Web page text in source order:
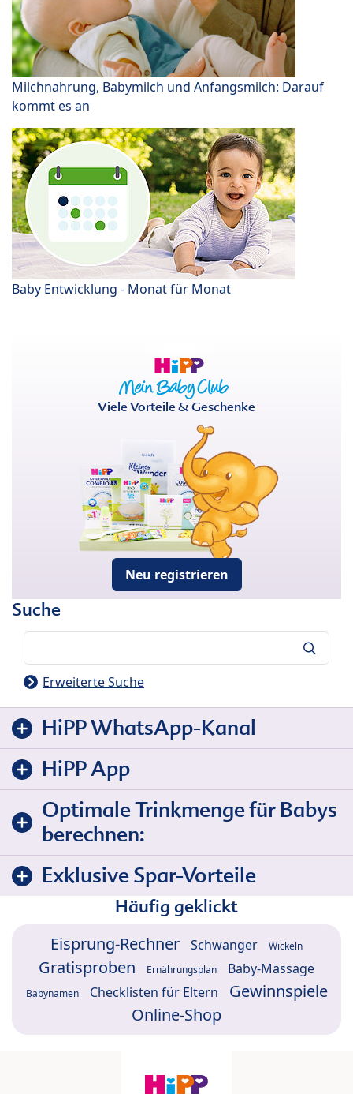
Milchnahrung, Babymilch und Anfangsmilch: Darauf
kommt es an
Baby Entwicklung - Monat für Monat
Viele Vorteile & Geschenke
Neu registrieren
Suche
Erweiterte Suche
HiPP WhatsApp-Kanal
HiPP App
Optimale Trinkmenge für Babys
berechnen:
Exklusive Spar-Vorteile
Häufig geklickt
Eisprung-Rechner Schwanger Wickeln
Gratisproben Ernährungsplan Baby-Massage
Babynamen Checklisten für Eltern
Gewinnspiele
Online-Shop